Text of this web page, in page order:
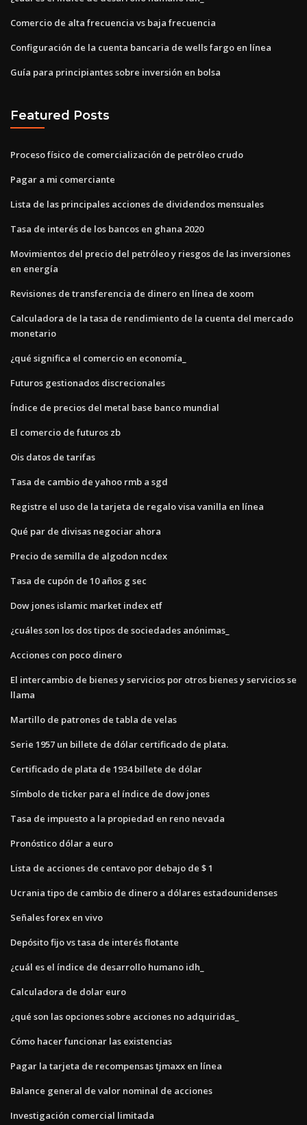
Comercio de alta frecuencia vs baja frecuencia
Configuración de la cuenta bancaria de wells fargo en línea
Guía para principiantes sobre inversión en bolsa
Featured Posts
Proceso físico de comercialización de petróleo crudo
Pagar a mi comerciante
Lista de las principales acciones de dividendos mensuales
Tasa de interés de los bancos en ghana 2020
Movimientos del precio del petróleo y riesgos de las inversiones
en energía
Revisiones de transferencia de dinero en línea de xoom
Calculadora de la tasa de rendimiento de la cuenta del mercado
monetario
¿qué significa el comercio en economía_
Futuros gestionados discrecionales
Índice de precios del metal base banco mundial
El comercio de futuros zb
Ois datos de tarifas
Tasa de cambio de yahoo rmb a sgd
Registre el uso de la tarjeta de regalo visa vanilla en línea
Qué par de divisas negociar ahora
Precio de semilla de algodon ncdex
Tasa de cupón de 10 años g sec
Dow jones islamic market index etf
¿cuáles son los dos tipos de sociedades anónimas_
Acciones con poco dinero
El intercambio de bienes y servicios por otros bienes y servicios se
llama
Martillo de patrones de tabla de velas
Serie 1957 un billete de dólar certificado de plata.
Certificado de plata de 1934 billete de dólar
Símbolo de ticker para el índice de dow jones
Tasa de impuesto a la propiedad en reno nevada
Pronóstico dólar a euro
Lista de acciones de centavo por debajo de $ 1
Ucrania tipo de cambio de dinero a dólares estadounidenses
Señales forex en vivo
Depósito fijo vs tasa de interés flotante
¿cuál es el índice de desarrollo humano idh_
Calculadora de dolar euro
¿qué son las opciones sobre acciones no adquiridas_
Cómo hacer funcionar las existencias
Pagar la tarjeta de recompensas tjmaxx en línea
Balance general de valor nominal de acciones
Investigación comercial limitada